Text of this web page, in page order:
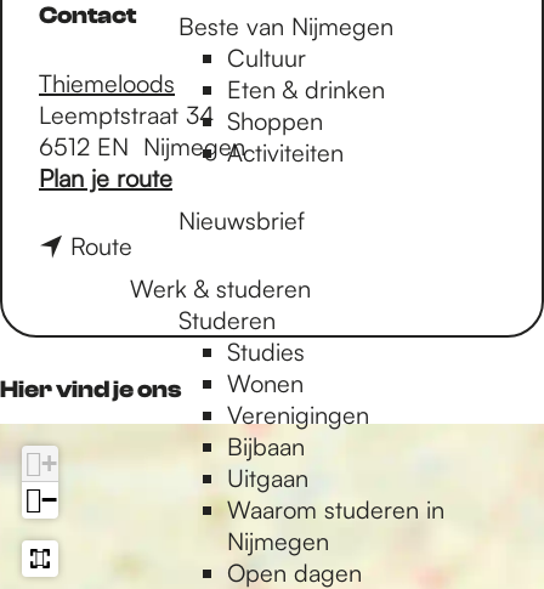
Beste van Nijmegen
Cultuur
Eten & drinken
Shoppen
Activiteiten
Nieuwsbrief
Werk & studeren
Studeren
Studies
Wonen
Verenigingen
Bijbaan
Uitgaan
Waarom studeren in
Nijmegen
Open dagen
Contact
Thiemeloods
Leemptstraat 34
6512 EN Nijmegen
Plan je routen
a
a
r
F
I
I
P
Route
a
a
r
I
L
O
Hier vind je ons
+
−